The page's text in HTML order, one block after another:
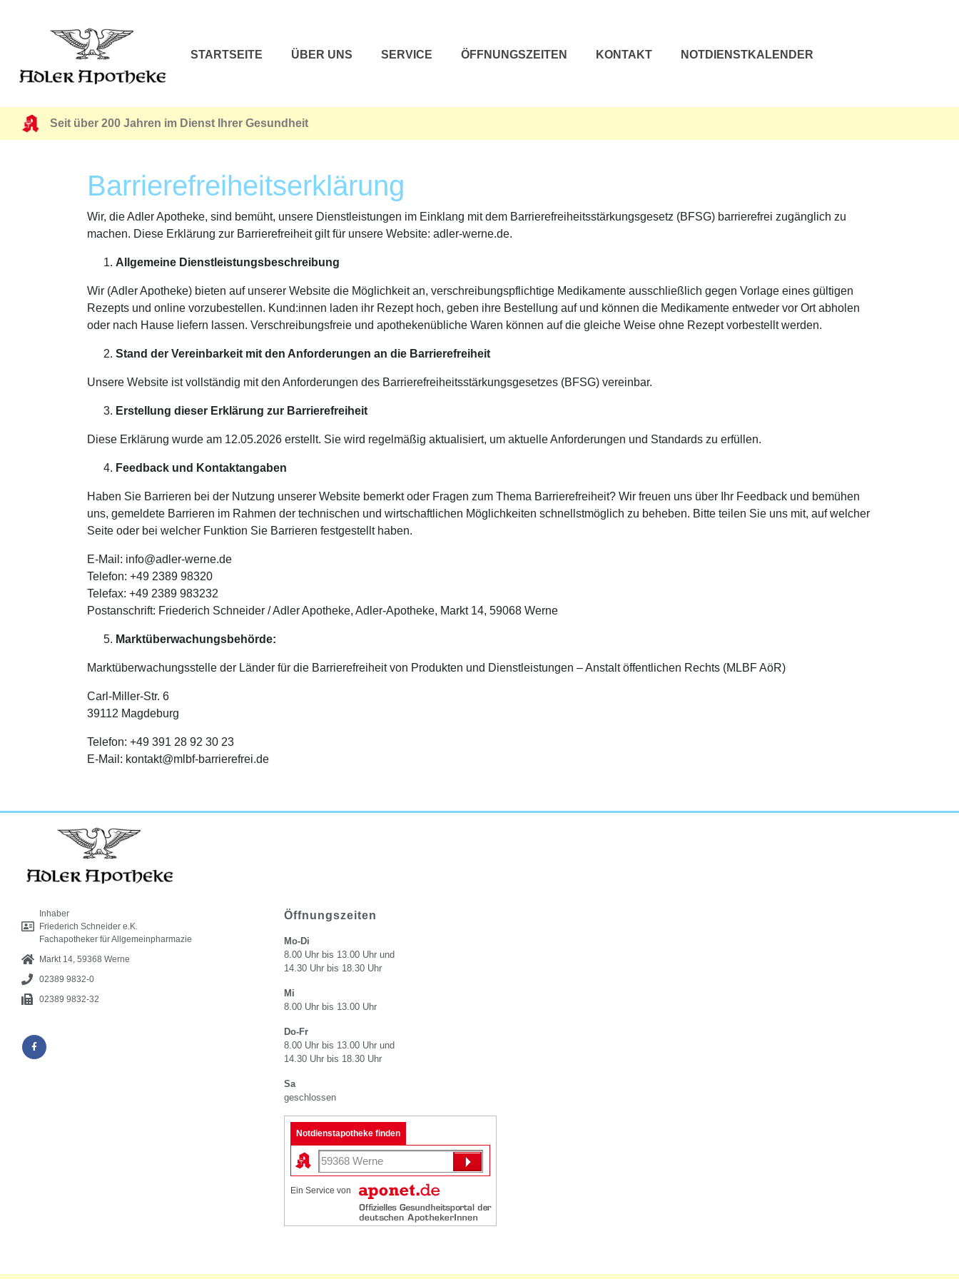
STARTSEITE ÜBER UNS SERVICE ÖFFNUNGSZEITEN KONTAKT NOTDIENSTKALENDER
Seit über 200 Jahren im Dienst Ihrer Gesundheit
Barrierefreiheitserklärung
Wir, die Adler Apotheke, sind bemüht, unsere Dienstleistungen im Einklang mit dem Barrierefreiheitsstärkungsgesetz (BFSG) barrierefrei zugänglich zu
machen. Diese Erklärung zur Barrierefreiheit gilt für unsere Website: adler-werne.de.
Allgemeine Dienstleistungsbeschreibung
Wir (Adler Apotheke) bieten auf unserer Website die Möglichkeit an, verschreibungspflichtige Medikamente ausschließlich gegen Vorlage eines gültigen
Rezepts und online vorzubestellen. Kund:innen laden ihr Rezept hoch, geben ihre Bestellung auf und können die Medikamente entweder vor Ort abholen
oder nach Hause liefern lassen. Verschreibungsfreie und apothekenübliche Waren können auf die gleiche Weise ohne Rezept vorbestellt werden.
Stand der Vereinbarkeit mit den Anforderungen an die Barrierefreiheit
Unsere Website ist vollständig mit den Anforderungen des Barrierefreiheitsstärkungsgesetzes (BFSG) vereinbar.
Erstellung dieser Erklärung zur Barrierefreiheit
Diese Erklärung wurde am 12.05.2026 erstellt. Sie wird regelmäßig aktualisiert, um aktuelle Anforderungen und Standards zu erfüllen.
Feedback und Kontaktangaben
Haben Sie Barrieren bei der Nutzung unserer Website bemerkt oder Fragen zum Thema Barrierefreiheit? Wir freuen uns über Ihr Feedback und bemühen
uns, gemeldete Barrieren im Rahmen der technischen und wirtschaftlichen Möglichkeiten schnellstmöglich zu beheben. Bitte teilen Sie uns mit, auf welcher
Seite oder bei welcher Funktion Sie Barrieren festgestellt haben.
E-Mail: info@adler-werne.de
Telefon: +49 2389 98320
Telefax: +49 2389 983232
Postanschrift: Friederich Schneider / Adler Apotheke, Adler-Apotheke, Markt 14, 59068 Werne
Marktüberwachungsbehörde:
Marktüberwachungsstelle der Länder für die Barrierefreiheit von Produkten und Dienstleistungen – Anstalt öffentlichen Rechts (MLBF AöR)
Carl-Miller-Str. 6
39112 Magdeburg
Telefon: +49 391 28 92 30 23
E-​Mail: kontakt@mlbf-barrierefrei.de
Inhaber
Friederich Schneider e.K.
Fachapotheker für Allgemeinpharmazie
Markt 14, 59368 Werne
02389 9832-0
02389 9832-32
Öffnungszeiten
Mo-Di
8.00 Uhr bis 13.00 Uhr und
14.30 Uhr bis 18.30 Uhr
Mi
8.00 Uhr bis 13.00 Uhr
Do-Fr
8.00 Uhr bis 13.00 Uhr und
14.30 Uhr bis 18.30 Uhr
Sa
geschlossen
Notdienstapotheke finden
Ein Service von